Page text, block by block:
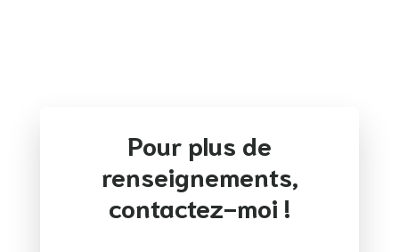
Pour plus de
renseignements,
contactez-moi !